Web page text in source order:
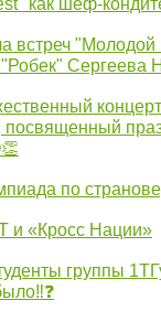
как шеф-
встреч
"Робек" Сергеева
посвященный
по
и «Кросс Нации»
группы